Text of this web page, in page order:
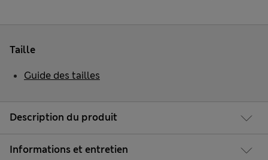
Description du produit
Informations et entretien
Taille
Guide des tailles